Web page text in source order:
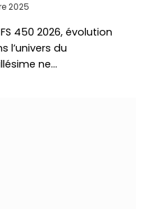
2025
450 2026, évolution
l’univers du
ne…